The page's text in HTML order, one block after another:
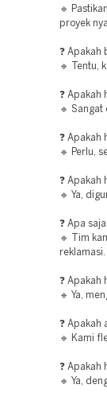
🔹
proyek
❓
🔹 Tentu,
❓
🔹
❓
🔹 Perlu,
❓
🔹 Ya,
❓ Apa
🔹 Tim
reklamasi.
❓
🔹 Ya,
❓
🔹 Kami
❓
🔹 Ya,